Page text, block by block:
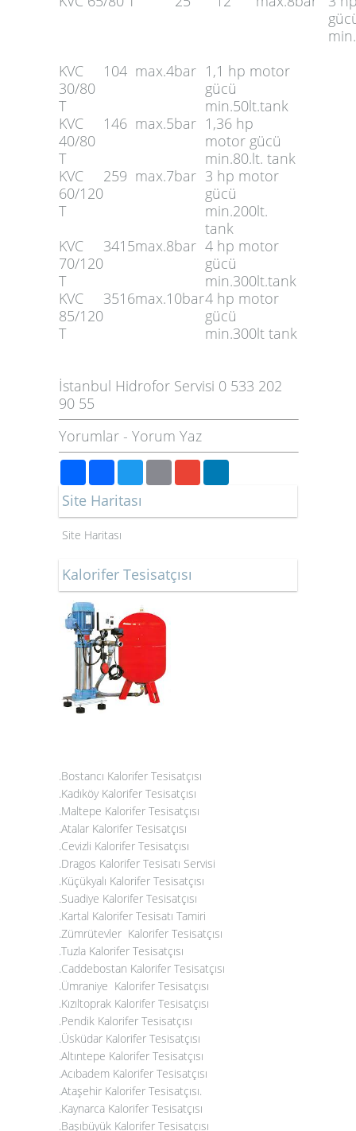
KVC
30/80
T
104 max.4bar 1,1 hp motor
gücü
min.50lt.tank
KVC
40/80
T
146 max.5bar 1,36 hp
motor gücü
min.80.lt. tank
KVC
60/120
T
259 max.7bar 3 hp motor
gücü
min.200lt.
tank
KVC
70/120
T
3415max.8bar 4 hp motor
gücü
min.300lt.tank
KVC
85/120
T
3516max.10bar4 hp motor
gücü
min.300lt tank
İstanbul Hidrofor Servisi 0 533 202
90 55
Yorumlar - Yorum Yaz
PaylaşFacebook
TwitterEmailGmail
Site Haritası
Site Haritası
Kalorifer Tesisatçısı
.Bostancı Kalorifer Tesisatçısı
.Kadıköy Kalorifer Tesisatçısı
.Maltepe Kalorifer Tesisatçısı
.Atalar Kalorifer Tesisatçısı
.Cevizli Kalorifer Tesisatçısı
.Dragos Kalorifer Tesisatı Servisi
.Küçükyalı Kalorifer Tesisatçısı
.Suadiye Kalorifer Tesisatçısı
.Kartal Kalorifer Tesisatı Tamiri
.Zümrütevler Kalorifer Tesisatçısı
.Tuzla Kalorifer Tesisatçısı
.Caddebostan Kalorifer Tesisatçısı
.Ümraniye Kalorifer Tesisatçısı
.Kızıltoprak Kalorifer Tesisatçısı
.Pendik Kalorifer Tesisatçısı
.Üsküdar Kalorifer Tesisatçısı
.Altıntepe Kalorifer Tesisatçısı
.Acıbadem Kalorifer Tesisatçısı
.Ataşehir Kalorifer Tesisatçısı.
.Kaynarca Kalorifer Tesisatçısı
.Başıbüyük Kalorifer Tesisatçısı